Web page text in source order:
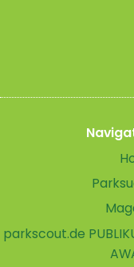
parkscout.de